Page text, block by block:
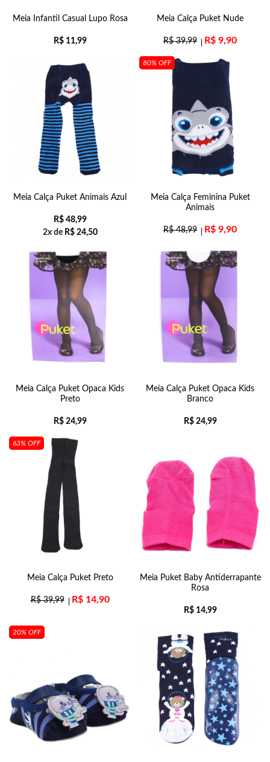
Meia Infantil Casual Lupo Rosa
R$11,99
Meia Calça Puket Nude
R$39,99 R$ 9,90
Meia Calça Puket Animais Azul
R$48,99
2x de R$24,50
80% OFF
Meia Calça Feminina Puket
Animais
R$48,99 R$ 9,90
Meia Calça Puket Opaca Kids
Preto
R$24,99
Meia Calça Puket Opaca Kids
Branco
R$24,99
63% OFF
Meia Calça Puket Preto
R$39,99 R$14,90
Meia Puket Baby Antiderrapante
Rosa
R$14,99
20% OFF